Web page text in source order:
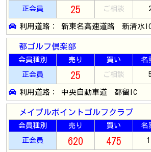
正会員 25 ご相談
利用道路： 新東名高速道路 新清水
都ゴルフ倶楽部
会員種別 売り 買い 名
正会員 25 ご相談
利用道路： 中央自動車道 都留IC
メイプルポイントゴルフクラブ
会員種別 売り 買い 名
正会員 620 475